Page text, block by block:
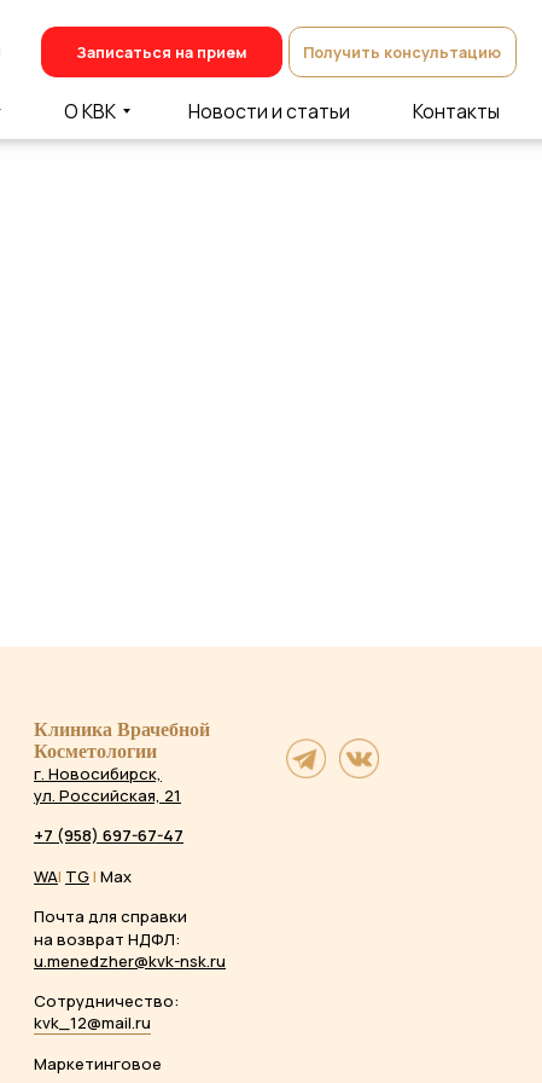
Контакты
Новости и статьи
Получить консультацию
Записаться на прием
Клиника Врачебной
Косметологии
г. Новосибирск,
ул. Российская, 21
+7 (958) 697-67-47
WA| TG| Max
Почта для справки
на возврат НДФЛ:
u.menedzher@kvk-nsk.ru
Сотрудничество:
kvk_12@mail.ru
Маркетинговое